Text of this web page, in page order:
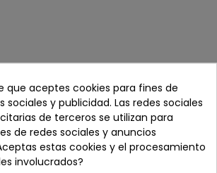
+ +
que aceptes cookies para fines de
sociales y publicidad. Las redes sociales
de terceros se utilizan para
de redes sociales y anuncios
estas cookies y el procesamiento
involucrados?